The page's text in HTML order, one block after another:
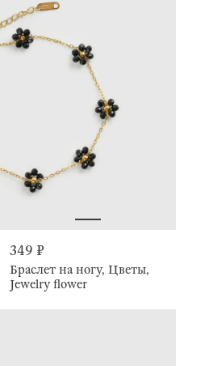
349 ₽
Браслет на ногу, Цветы,
Jewelry flower